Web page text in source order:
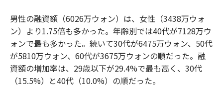
男性の融資額（6026万ウォン）は、女性（3438万ウォ
ン）より1.75倍も多かった。年齢別では40代が7128万ウ
ォンで最も多かった。続いて30代が6475万ウォン、50代
が5810万ウォン、60代が3675万ウォンの順だった。融
資額の増加率は、29歳以下が29.4%で最も高く、30代
（15.5%）と40代（10.0%）の順だった。